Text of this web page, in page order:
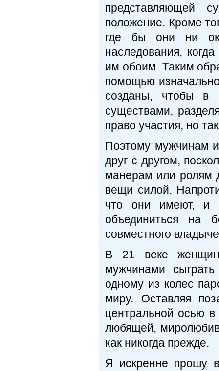
представляющей
положение. Кроме
где бы они ни
наследования,
им обоим. Таким
помощью
созданы, чтобы в
существами,
право участия, но
Поэтому мужчинам
друг с другом,
манерам или ролям
вещи силой.
что они имеют, и
объединиться на
совместного
В 21 веке
мужчинами
одному из колес
миру. Оставляя
центральной осью в
любящей,
как никогда прежде.
Я искренне прошу